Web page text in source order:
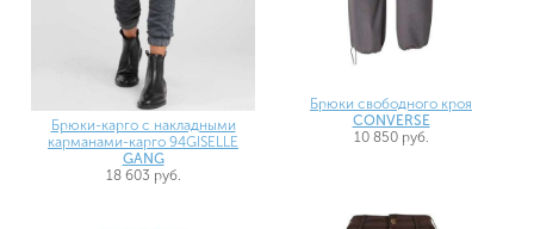
Брюки-карго с накладными
карманами-карго 94GISELLE
GANG
18 603 руб.
Брюки свободного кроя
CONVERSE
10 850 руб.